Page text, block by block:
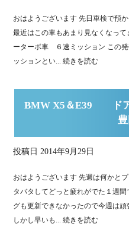
おはようございます 先日車検で預
最近はこの車もあまり見なくなって
ーターボ車 ６速ミッション この発
ッションとい...続きを読む
BMW X5＆E39 ド
投稿日 2014年9月29日
おはようございます 先週は何かと
タバタしてどっと疲れがでた１週間
グも更新できなかったので今週は頑
しかし早いも...続きを読む